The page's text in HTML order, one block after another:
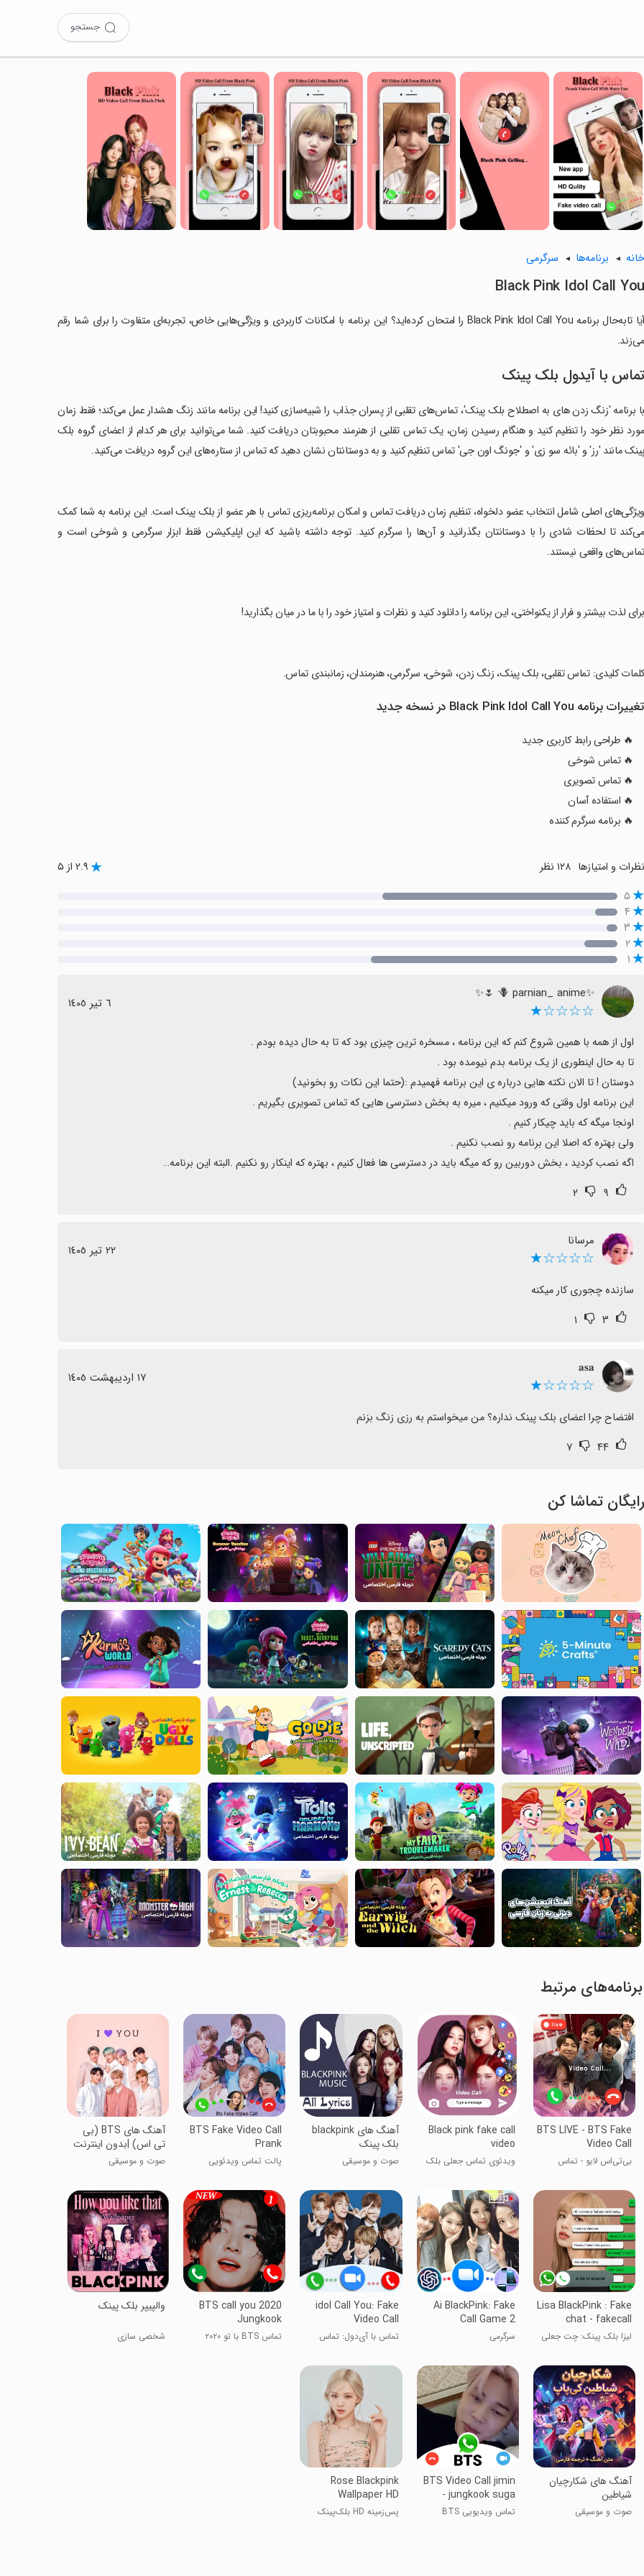
جستجو
خانه برنامه‌ها سرگرمی
Black Pink Idol Call You
آیا تابه‌حال برنامه Black Pink Idol Call You را امتحان کرده‌اید؟ این برنامه با امکانات کاربردی و ویژگی‌هایی خاص، تجربه‌ای متفاوت را برای شما رقم
می‌زند.
تماس با آیدول بلک پینک
با برنامه 'زنگ زدن های به اصطلاح بلک پینک'، تماس‌های تقلبی از پسران جذاب را شبیه‌سازی کنید! این برنامه مانند زنگ هشدار عمل می‌کند؛ فقط زمان
مورد نظر خود را تنظیم کنید و هنگام رسیدن زمان، یک تماس تقلبی از هنرمند محبوبتان دریافت کنید. شما می‌توانید برای هر کدام از اعضای گروه بلک
پینک مانند 'رز' و 'بائه سو زی' و 'جونگ اون جی' تماس تنظیم کنید و به دوستانتان نشان دهید که تماس از ستاره‌های این گروه دریافت می‌کنید.
‏ویژگی‌های اصلی شامل انتخاب عضو دلخواه، تنظیم زمان دریافت تماس و امکان برنامه‌ریزی تماس با هر عضو از بلک پینک است. این برنامه به شما کمک
می‌کند تا لحظات شادی را با دوستانتان بگذرانید و آن‌ها را سرگرم کنید. توجه داشته باشید که این اپلیکیشن فقط ابزار سرگرمی و شوخی است و
تماس‌های واقعی نیستند.
‏برای لذت بیشتر و فرار از یکنواختی، این برنامه را دانلود کنید و نظرات و امتیاز خود را با ما در میان بگذارید!
‏کلمات کلیدی: تماس تقلبی، بلک پینک، زنگ زدن، شوخی، سرگرمی، هنرمندان، زمانبندی تماس.
تغییرات برنامه Black Pink Idol Call You در نسخه جدید
🔥 طراحی رابط کاربری جدید
🔥 تماس شوخی
🔥 تماس تصویری
🔥 استفاده آسان
🔥 برنامه سرگرم کننده
نظرات و امتیازها ۲.۹ از ۵
۵
۴
۳
۲
۱
✨️🪻 parnian_ anime 🌷✨️
☆☆☆☆★ ٦ تیر ١٤٠٥
اگه نصب کردید ، بخش دوربین رو که میگه باید در دسترسی ها فعال کنیم ، بهتره که اینکار رو نکنیم .البته این برنامه…
۹ ۲
مرسانا
☆☆☆☆★ ٢٢ تیر ١٤٠٥
سازنده چجوری کار میکنه
۳ ۱
𝐚𝐬𝐚
☆☆☆☆★ ١٧ اردیبهشت ١٤٠٥
افتضاح چرا اعضای بلک پینک نداره؟ من میخواستم به رزی زنگ بزنم
۴۴ ۷
رایگان تماشا کن
برنامه‌های مرتبط
BTS LIVE - BTS Fake
Video Call
بی‌تی‌اس لایو - تماس
Black pink fake call
video
ویدئوی تماس جعلی بلک
آهنگ های blackpink
بلک پینک
صوت و موسیقی
BTS Fake Video Call
Prank
پالت تماس ویدئویی
آهنگ های BTS (بی
تی اس) |بدون اینترنت
صوت و موسیقی
Lisa BlackPink : Fake
chat - fakecall
لیزا بلک پینک: چت جعلی
Ai BlackPink: Fake
Call Game 2
سرگرمی
idol Call You: Fake
Video Call
تماس با آی‌دول: تماس
BTS call you 2020
Jungkook
تماس BTS با تو ۲۰۲۰
والپیپر بلک پینک
شخصی سازی
‏آهنگ های شکارچیان
شیاطین
صوت و موسیقی
BTS Video Call jimin
- jungkook suga
jhope v prankتماس ویدیویی BTS
Rose Blackpink
Wallpaper HD
پس‌زمینه HD بلک‌پینک